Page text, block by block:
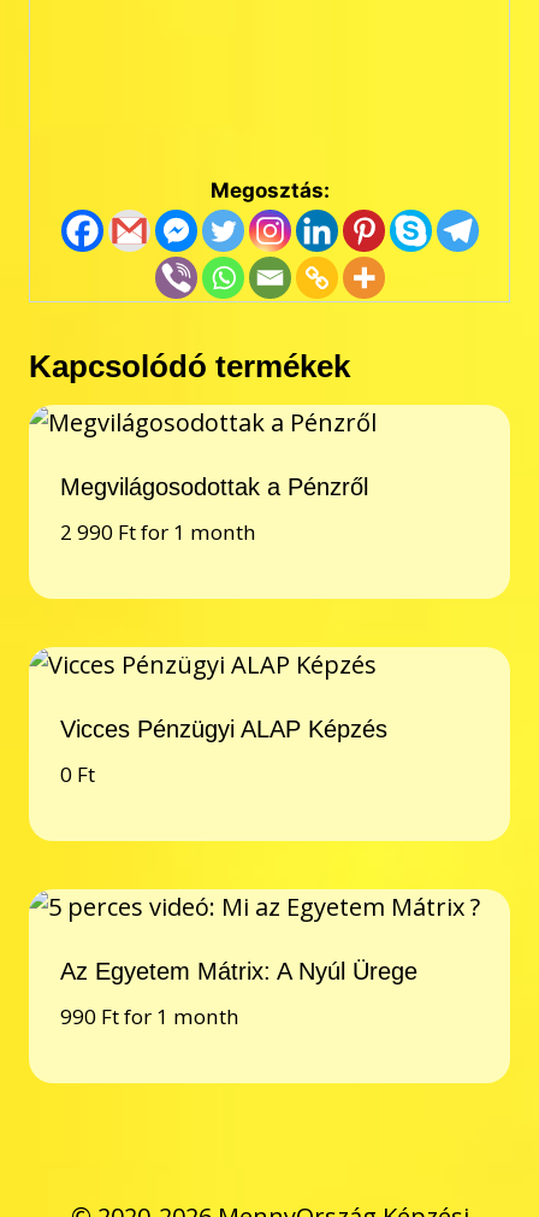
Megosztás:
Kapcsolódó termékek
Megvilágosodottak a Pénzről
2 990 Ftfor 1 month
Vicces Pénzügyi ALAP Képzés
0 Ft
Az Egyetem Mátrix: A Nyúl Ürege
990 Ftfor 1 month